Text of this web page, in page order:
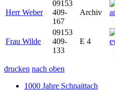
Herr Weber
09153
409-
167
Archiv
Frau Wilde
09153
409-
133
E 4
drucken nach oben
1000 Jahre Schnaittach